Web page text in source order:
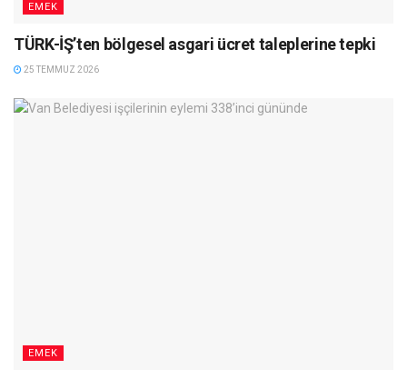
EMEK
TÜRK-İŞ’ten bölgesel asgari ücret taleplerine tepki
25 TEMMUZ 2026
EMEK